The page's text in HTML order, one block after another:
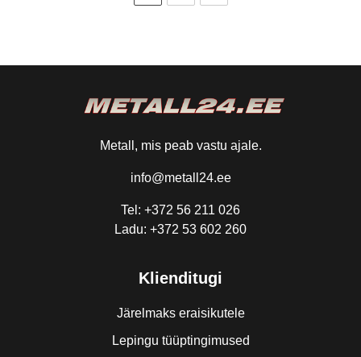
Metall, mis peab vastu ajale.
info@metall24.ee
Tel: +372 56 211 026
Ladu: +372 53 602 260
Klienditugi
Järelmaks eraisikutele
Lepingu tüüptingimused